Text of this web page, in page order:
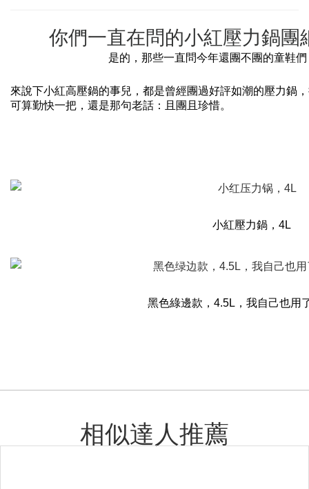
你們一直在問的小紅壓力鍋團
是的，那些一直問今年還團不團的童鞋
來說下小紅高壓鍋的事兒，都是曾經團過好評如潮的壓力鍋
可算勤快一把，還是那句老話：且團且珍惜。
小紅壓力鍋， 4L
黑色綠邊款， 4.5L ，我自己也用
相似達人推薦